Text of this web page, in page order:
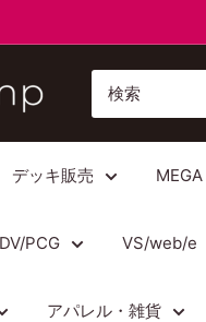
デッキ販売 MEGA
PCG VS/web/e
アパレル・雑貨